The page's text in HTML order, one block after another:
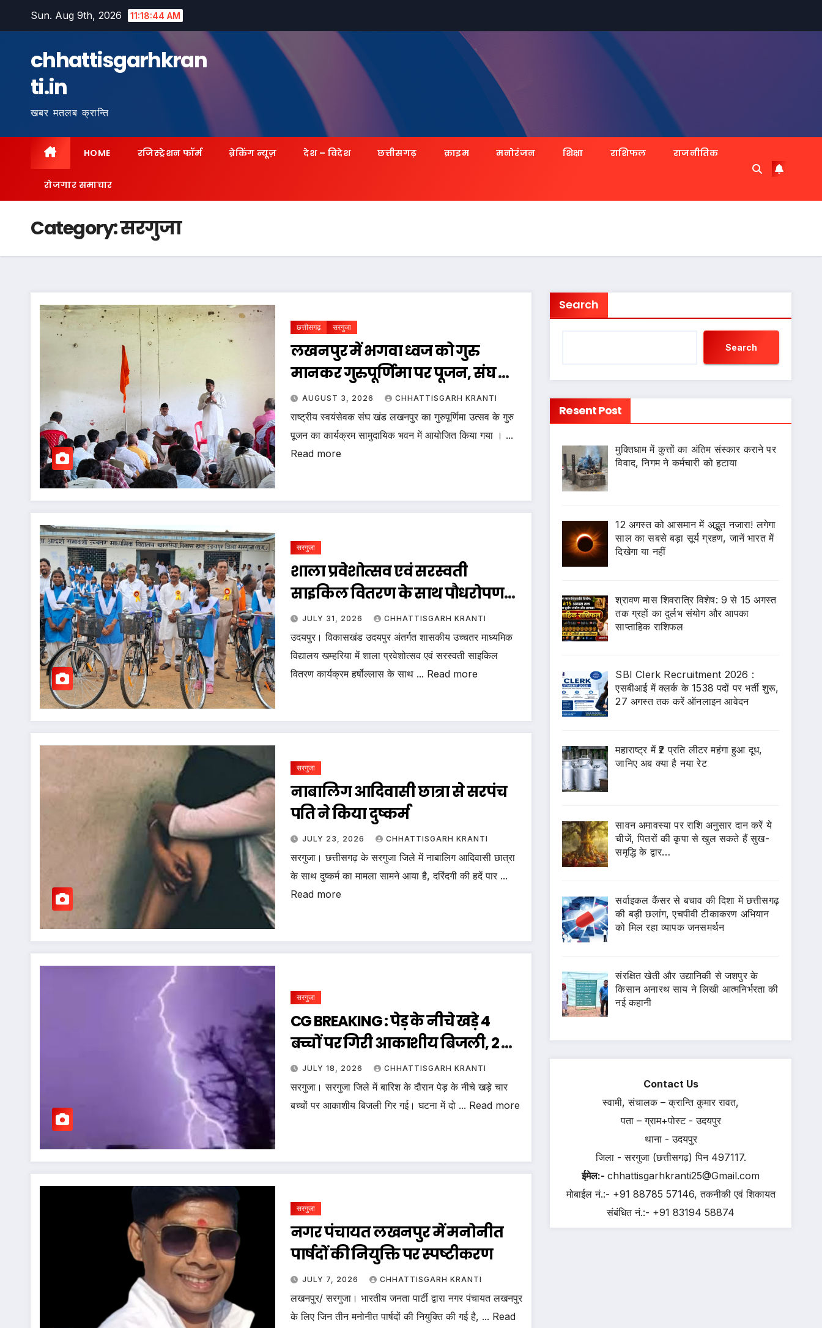
Sun. Aug 9th, 2026 11:18:46 AM
chhattisgarhkran
ti.in
खबर मतलब क्रान्ति
HOME रजिस्ट्रेशन फॉर्म ब्रेकिंग न्यूज़ देश – विदेश छत्तीसगढ़ क्राइम मनोरंजन शिक्षा राशिफल राजनीतिक
रोजगार समाचार
Category:सरगुजा
छत्तीसगढ़ सरगुजा
लखनपुर में भगवा ध्वज को गुरु
मानकर गुरुपूर्णिमा पर पूजन, संघ का
आह्वान
AUGUST 3, 2026 CHHATTISGARH KRANTI
राष्ट्रीय स्वयंसेवक संघ खंड लखनपुर का गुरुपूर्णिमा उत्सव के गुरु
पूजन का कार्यक्रम सामुदायिक भवन में आयोजित किया गया । ...
Read more
सरगुजा
शाला प्रवेशोत्सव एवं सरस्वती
साइकिल वितरण के साथ पौधरोपण
महोत्सव संपन्न
JULY 31, 2026 CHHATTISGARH KRANTI
उदयपुर। विकासखंड उदयपुर अंतर्गत शासकीय उच्चतर माध्यमिक
विद्यालय खम्हरिया में शाला प्रवेशोत्सव एवं सरस्वती साइकिल
वितरण कार्यक्रम हर्षोल्लास के साथ ... Read more
सरगुजा
नाबालिग आदिवासी छात्रा से सरपंच
पति ने किया दुष्कर्म
JULY 23, 2026 CHHATTISGARH KRANTI
सरगुजा। छत्तीसगढ़ के सरगुजा जिले में नाबालिग आदिवासी छात्रा
के साथ दुष्कर्म का मामला सामने आया है, दरिंदगी की हदें पार ...
Read more
सरगुजा
CG BREAKING : पेड़ के नीचे खड़े 4
बच्चों पर गिरी आकाशीय बिजली, 2 की
मौत; 2 गंभीर…
JULY 18, 2026 CHHATTISGARH KRANTI
सरगुजा। सरगुजा जिले में बारिश के दौरान पेड़ के नीचे खड़े चार
बच्चों पर आकाशीय बिजली गिर गई। घटना में दो ... Read more
सरगुजा
नगर पंचायत लखनपुर में मनोनीत
पार्षदों की नियुक्ति पर स्पष्टीकरण
JULY 7, 2026 CHHATTISGARH KRANTI
लखनपुर/ सरगुजा। भारतीय जनता पार्टी द्वारा नगर पंचायत लखनपुर
के लिए जिन तीन मनोनीत पार्षदों की नियुक्ति की गई है, ... Read
Search
Search
Resent Post
मुक्तिधाम में कुत्तों का अंतिम संस्कार कराने पर
विवाद, निगम ने कर्मचारी को हटाया
12 अगस्त को आसमान में अद्भुत नजारा! लगेगा
साल का सबसे बड़ा सूर्य ग्रहण, जानें भारत में
दिखेगा या नहीं
श्रावण मास शिवरात्रि विशेष: 9 से 15 अगस्त
तक ग्रहों का दुर्लभ संयोग और आपका
साप्ताहिक राशिफल
SBI Clerk Recruitment 2026 :
एसबीआई में क्लर्क के 1538 पदों पर भर्ती शुरू,
27 अगस्त तक करें ऑनलाइन आवेदन
महाराष्ट्र में ₹2 प्रति लीटर महंगा हुआ दूध,
जानिए अब क्या है नया रेट
सावन अमावस्या पर राशि अनुसार दान करें ये
चीजें, पितरों की कृपा से खुल सकते हैं सुख-
समृद्धि के द्वार…
सर्वाइकल कैंसर से बचाव की दिशा में छत्तीसगढ़
की बड़ी छलांग, एचपीवी टीकाकरण अभियान
को मिल रहा व्यापक जनसमर्थन
संरक्षित खेती और उद्यानिकी से जशपुर के
किसान अनारथ साय ने लिखी आत्मनिर्भरता की
नई कहानी
Contact Us
स्वामी, संचालक – क्रान्ति कुमार रावत,
पता – ग्राम+पोस्ट - उदयपुर
थाना - उदयपुर
जिला - सरगुजा (छत्तीसगढ़) पिन 497117.
ईमेल:-chhattisgarhkranti25@Gmail.com
मोबाईल नं.:- +91 88785 57146, तकनीकी एवं शिकायत
संबंधित नं.:- +91 83194 58874